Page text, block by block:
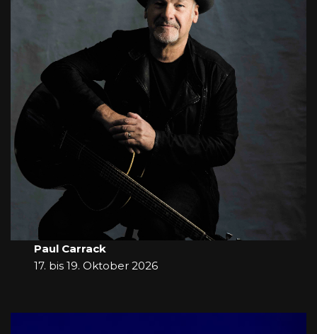
Paul Carrack
17. bis 19. Oktober 2026